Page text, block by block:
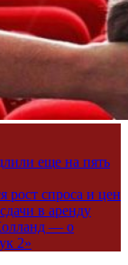
еще на пять
рост спроса и цен
в аренду
— о
2»